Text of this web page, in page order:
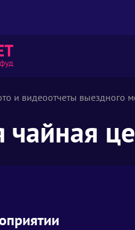
и видеоотчеты выездного
чайная